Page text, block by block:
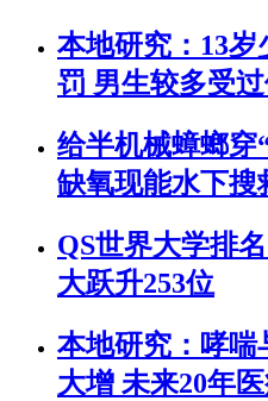
本地研究：13
罚 男生较多受
给半机械蟑螂穿
缺氧现能水下搜
QS世界大学排
大跃升253位
本地研究：哮喘
大增 未来20年